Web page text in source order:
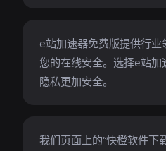
e站加速器免费版提供行
您的在线安全。选择e站
隐私更加安全。
我们页面上的“快橙软件下